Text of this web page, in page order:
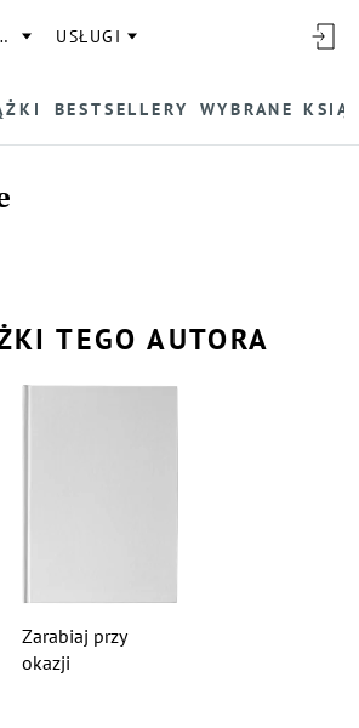
USŁUGI
BESTSELLERY WYBRANE
TEGO AUTORA
Zarabiaj przy
okazji